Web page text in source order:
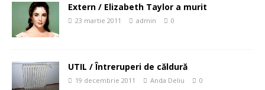
Extern / Elizabeth Taylor a murit
23 martie 2011 admin 0
UTIL / Întreruperi de căldură
19 decembrie 2011 Anda Deliu 0